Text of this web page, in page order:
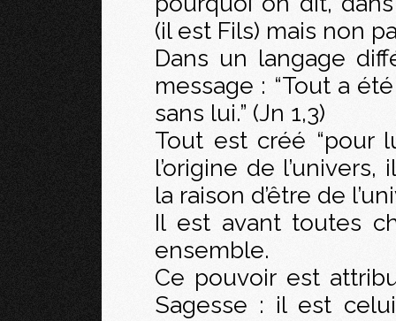
(il est Fils) mais non
Dans un langage
message : “Tout a
sans lui.” (Jn 1,3)
Tout est créé “pour
l’origine de
la raison d’être de
Il est avant toutes
ensemble.
Ce pouvoir est
Sagesse : il est